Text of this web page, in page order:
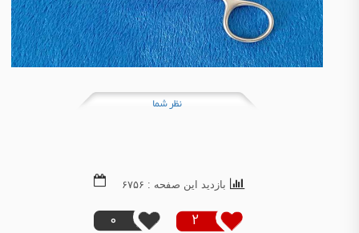
نظر شما
2
0
بازدید این صفحه : ۶۷۵۶